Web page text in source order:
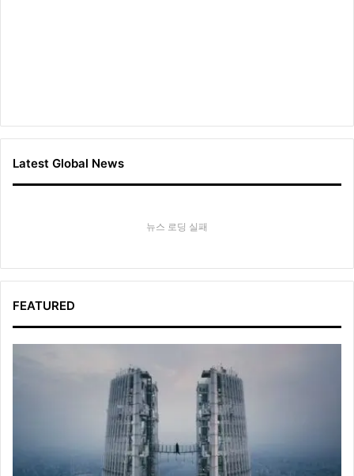
Latest Global News
뉴스 로딩 실패
FEATURED